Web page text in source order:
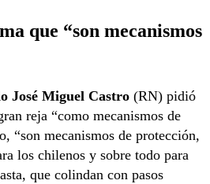
que “son mecanismos
José Miguel Castro (RN) pidió
reja “como mecanismos de
“son mecanismos de protección,
los chilenos y sobre todo para
que colindan con pasos